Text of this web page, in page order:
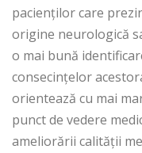
pacienților care
origine neurologică
o mai bună
consecințelor
orientează cu mai
punct de vedere
ameliorării calității